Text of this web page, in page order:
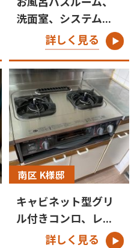
洗面室、システム...
詳しく見る
南区 K様邸
キャビネット型グリ
ル付きコンロ、レ...
詳しく見る